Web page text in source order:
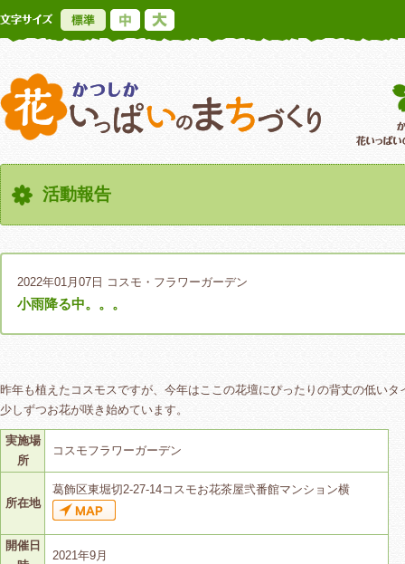
標準
かつしか花い
活動報告
2022年01月07日 コスモ・フラワーガーデン
小雨降る中。。。
昨年も植えたコスモスですが、今年はここの花壇にぴったりの背丈の低いタ
少しずつお花が咲き始めています。
実施場
所
コスモフラワーガーデン
所在地
葛飾区東堀切2-27-14コスモお花茶屋弐番館マンション横
開催日
2021年9月